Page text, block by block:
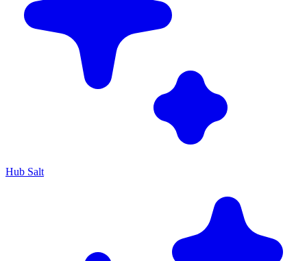
Hub Salt